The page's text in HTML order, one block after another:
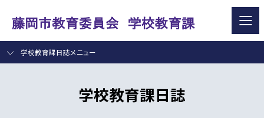
学校教育課日誌メニュー
学校教育課日誌